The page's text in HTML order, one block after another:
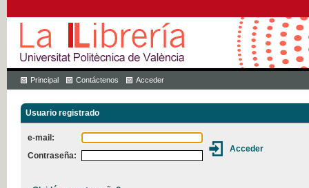
Principal Contáctenos Acceder
Usuario registrado
e-mail:
Contraseña: